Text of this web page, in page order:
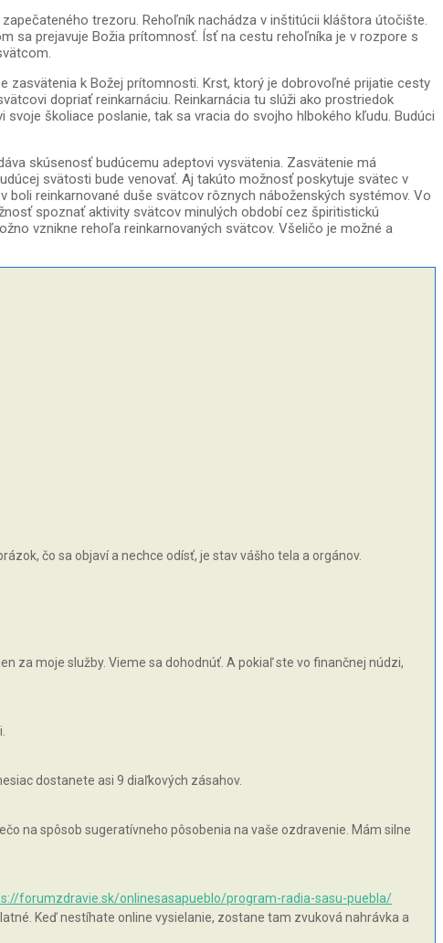
trezoru. Rehoľník nachádza v inštitúcii kláštora útočište.
sa prejavuje Božia prítomnosť. Ísť na cestu rehoľníka je v rozpore s
k Božej prítomnosti. Krst, ktorý je dobrovoľné prijatie cesty
dopriať reinkarnáciu. Reinkarnácia tu slúži ako prostriedok
školiace poslanie, tak sa vracia do svojho hlbokého kľudu. Budúci
skúsenosť budúcemu adeptovi vysvätenia. Zasvätenie má
svätosti bude venovať. Aj takúto možnosť poskytuje svätec v
reinkarnované duše svätcov rôznych náboženských systémov. Vo
spoznať aktivity svätcov minulých období cez špiritistickú
vznikne rehoľa reinkarnovaných svätcov. Všeličo je možné a
čo sa objaví a nechce odísť, je stav vášho tela a orgánov.
za moje služby. Vieme sa dohodnúť. A pokiaľ ste vo finančnej núdzi,
dostanete asi 9 diaľkových zásahov.
na spôsob sugeratívneho pôsobenia na vaše ozdravenie. Mám silne
forumzdravie.sk/onlinesasapueblo/program-radia-sasu-puebla/
Keď nestíhate online vysielanie, zostane tam zvuková nahrávka a